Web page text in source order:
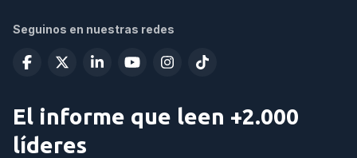
Seguinos en nuestras redes
El informe que leen +2.000
líderes